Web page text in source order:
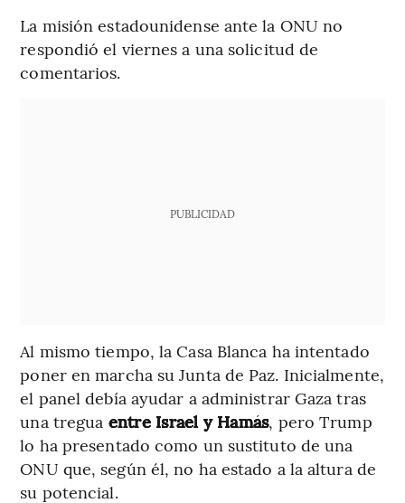
La misión estadounidense ante la ONU no
respondió el viernes a una solicitud de
comentarios.
PUBLICIDAD
Al mismo tiempo, la Casa Blanca ha intentado
poner en marcha su Junta de Paz. Inicialmente,
el panel debía ayudar a administrar Gaza tras
una tregua entre Israel y Hamás, pero Trump
lo ha presentado como un sustituto de una
ONU que, según él, no ha estado a la altura de
su potencial.